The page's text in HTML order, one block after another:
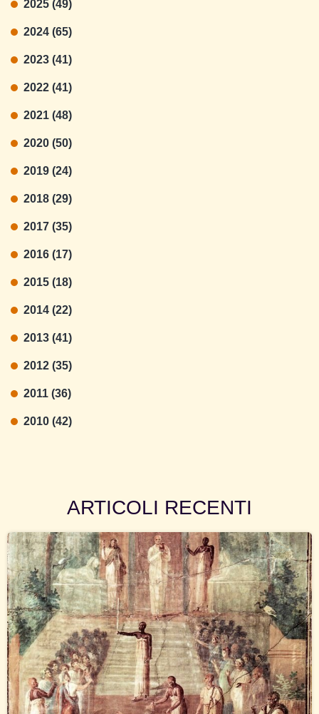
2025 (49)
2024 (65)
2023 (41)
2022 (41)
2021 (48)
2020 (50)
2019 (24)
2018 (29)
2017 (35)
2016 (17)
2015 (18)
2014 (22)
2013 (41)
2012 (35)
2011 (36)
2010 (42)
ARTICOLI RECENTI